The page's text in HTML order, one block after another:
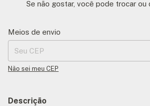
Se não gostar, você pode trocar ou
Entregas para o CEP:
Meios de envio
Não sei meu CEP
Descrição